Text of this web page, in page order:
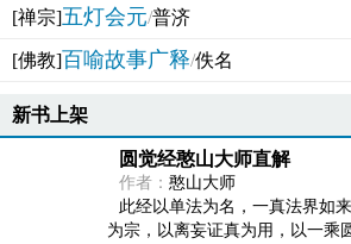
[禅宗]五灯会元/普济
[佛教]百喻故事广释/佚名
新书上架
圆觉经憨山大师直解
作者： 憨山大师
此经以单法为名，一真法界如
为宗，以离妄证真为用，以一乘